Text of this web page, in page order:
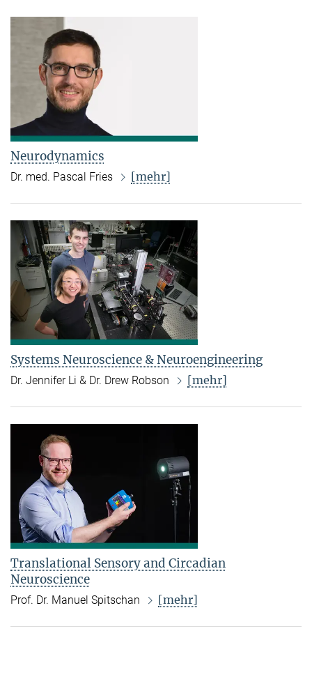
Neurodynamics
Dr. med. Pascal Fries [mehr]
Systems Neuroscience & Neuroengineering
Dr. Jennifer Li & Dr. Drew Robson [mehr]
Translational Sensory and Circadian
Neuroscience
Prof. Dr. Manuel Spitschan [mehr]